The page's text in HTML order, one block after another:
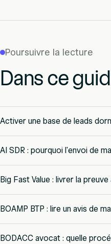
Poursuivre la lecture
Dans ce
Activer une base de leads
AI SDR : pourquoi l'envoi de
Big Fast Value : livrer la
BOAMP BTP : lire un avis de
BODACC avocat : quelle